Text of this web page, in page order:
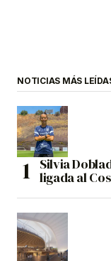
NOTICIAS MÁS
Silvia
ligada al